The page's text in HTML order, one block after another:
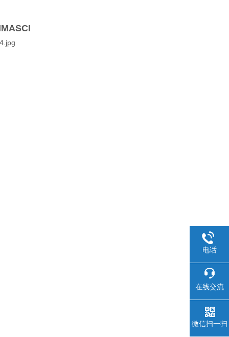
电话
在线交流
微信扫一扫